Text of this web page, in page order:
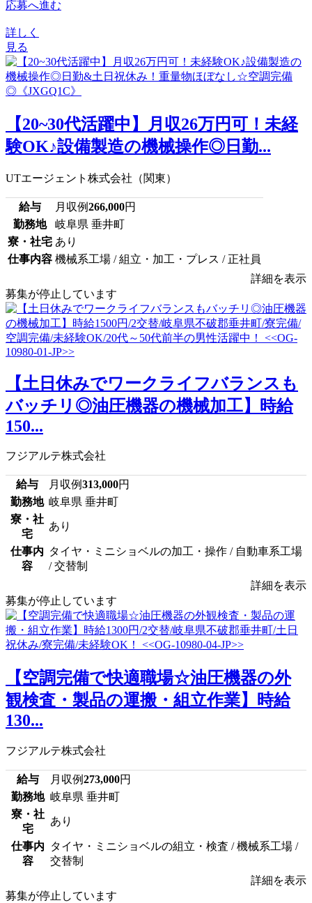
応募へ進む
詳しく
見る
【20~30代活躍中】月収26万円可！未経
験OK♪設備製造の機械操作◎日勤...
UTエージェント株式会社（関東）
給与 月収例266,000円
勤務地
岐阜県 垂井町
寮・社宅 あり
仕事内容 機械系工場 / 組立・加工・プレス / 正社員
詳細を表示
募集が停止しています
【土日休みでワークライフバランスも
バッチリ◎油圧機器の機械加工】時給
150...
フジアルテ株式会社
給与 月収例313,000円
勤務地 岐阜県 垂井町
寮・社
宅
あり
仕事内
容
タイヤ・ミニショベルの加工・操作 / 自動車系工場
/ 交替制
詳細を表示
募集が停止しています
【空調完備で快適職場☆油圧機器の外
観検査・製品の運搬・組立作業】時給
130...
フジアルテ株式会社
給与 月収例273,000円
勤務地 岐阜県 垂井町
寮・社
宅
あり
仕事内
容
タイヤ・ミニショベルの組立・検査 / 機械系工場 /
交替制
詳細を表示
募集が停止しています